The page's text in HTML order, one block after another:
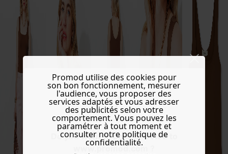
Do you want to be redirected to
www.promod.com ?
Promod utilise des cookies pour
son bon fonctionnement, mesurer
l'audience, vous proposer des
services adaptés et vous adresser
des publicités selon votre
comportement. Vous pouvez les
paramétrer à tout moment et
consulter notre politique de
confidentialité.